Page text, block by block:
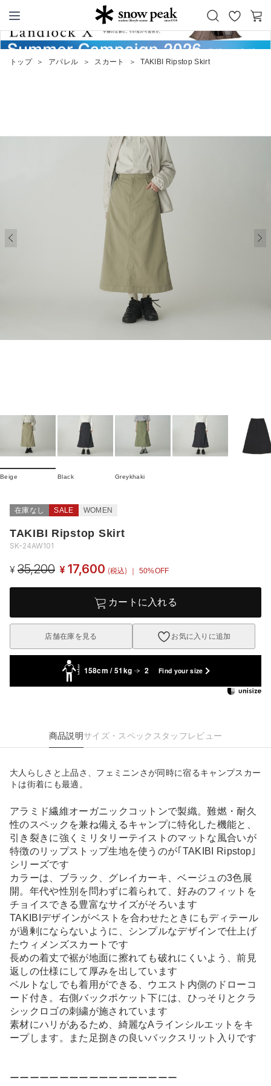
Snow Peak
お
気
カ
ー
トップ ＞ アパレル ＞ スカート ＞ TAKIBI Ripstop Skirt
Beige Black Greykhaki
在庫なし SALE WOMEN
TAKIBI Ripstop Skirt
SK-24AW101
¥ 35,200 ¥ 17,600 (税込) ｜ 50%OFF
カートに入れる
店舗在庫を見る お気に入りに追加
158cm / 51kg 2 Find your size
商品説明サイズ・スペック スタッフレビュー
大人らしさと上品さ、フェミニンさが同時に宿るキャンプスカー
トは街着にも最適。
アラミド繊維オーガニックコットンで製織。難燃・耐久
性のスペックを兼ね備えるキャンプに特化した機能と、
引き裂きに強くミリタリーテイストのマットな風合いが
特徴のリップストップ生地を使うのが｢TAKIBI Ripstop｣
シリーズです
カラーは、ブラック、グレイカーキ、ベージュの3色展
開。年代や性別を問わずに着られて、好みのフィットを
チョイスできる豊富なサイズがそろいます
TAKIBIデザインがベストを合わせたときにもディテール
が過剰にならないように、シンプルなデザインで仕上げ
たウィメンズスカートです
長めの着丈で裾が地面に擦れても破れにくいよう、前見
返しの仕様にして厚みを出しています
ベルトなしでも着用ができる、ウエスト内側のドローコ
ード付き。右側バックポケット下には、ひっそりとクラ
シックロゴの刺繍が施されています
素材にハリがあるため、綺麗なAラインシルエットをキ
ープします。また足捌きの良いバックスリット入りです
ーーーーーーーーーーーーーーーーー